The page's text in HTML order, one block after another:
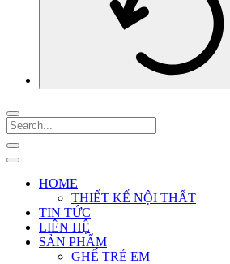
HOME
THIẾT KẾ NỘI THẤT
TIN TỨC
LIÊN HỆ
SẢN PHẨM
GHẾ TRẺ EM